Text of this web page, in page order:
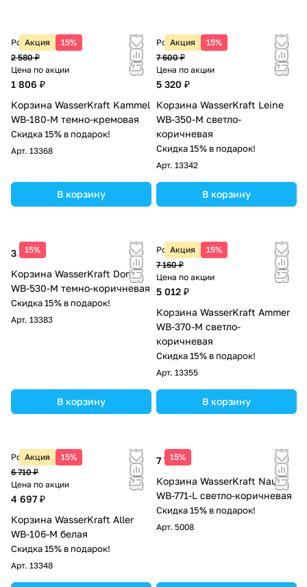
Акция 15%
Розничная цена
2 580 ₽
Цена по акции
1 806 ₽
Корзина WasserKraft Kammel
WB-180-M темно-кремовая
Скидка 15% в подарок!
Арт. 13368
В корзину
Акция 15%
Розничная цена
7 600 ₽
Цена по акции
5 320 ₽
Корзина WasserKraft Leine
WB-350-M светло-
коричневая
Скидка 15% в подарок!
Арт. 13342
В корзину
15%
3 600 ₽
Корзина WasserKraft Donau
WB-530-M темно-коричневая
Скидка 15% в подарок!
Арт. 13383
В корзину
Акция 15%
Розничная цена
7 160 ₽
Цена по акции
5 012 ₽
Корзина WasserKraft Ammer
WB-370-M светло-
коричневая
Скидка 15% в подарок!
Арт. 13355
В корзину
Акция 15%
Розничная цена
6 710 ₽
Цена по акции
4 697 ₽
Корзина WasserKraft Aller
WB-106-M белая
Скидка 15% в подарок!
Арт. 13348
15%
7 720 ₽
Корзина WasserKraft Nau
WB-771-L светло-коричневая
Скидка 15% в подарок!
Арт. 5008